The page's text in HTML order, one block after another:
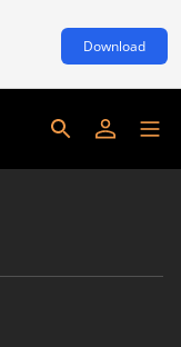
Download